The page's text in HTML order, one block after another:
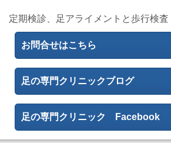
定期検診、足アライメントと歩行検査
お問合せはこちら
足の専門クリニックブログ
足の専門クリニック Facebook